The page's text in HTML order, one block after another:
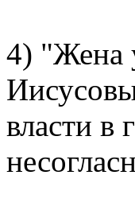
4) "Жена
власти в